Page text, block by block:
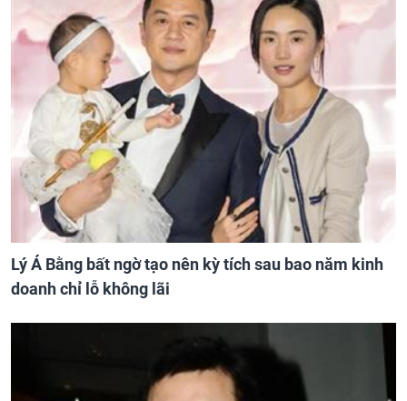
Lý Á Bằng bất ngờ tạo nên kỳ tích sau bao năm kinh
doanh chỉ lỗ không lãi